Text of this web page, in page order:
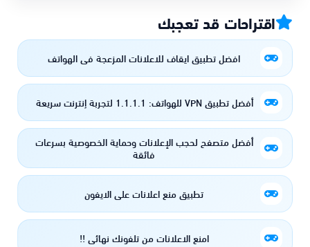
اقتراحات قد تعجبك
افضل تطبيق ايقاف للاعلانات المزعجة في الهواتف
أفضل تطبيق VPN للهواتف: 1.1.1.1 لتجربة إنترنت سريعة
أفضل متصفح لحجب الإعلانات وحماية الخصوصية بسرعات
فائقة
تطبيق منع اعلانات على الايفون
امنع الاعلانات من تلفونك نهائي !!